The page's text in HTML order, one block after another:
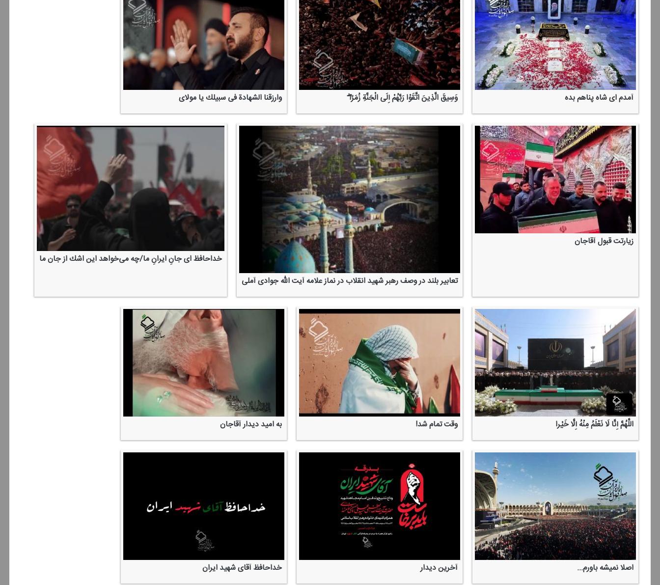
آمدم ای شاه پناهم بده وَسِیقَ الَّذِینَ اتَّقَوْا رَبَّهُمْ إِلَی الْجَنَّةِ زُمَرًا ۖ وارزقنا الشهادة فی سبیلك یا مولای
زیارتت قبول آقاجان
تعابیر بلند در وصف رهبر شهید انقلاب در نماز علامه آیت الله جوادی آملی
خداحافظ ای جانِ ایرانِ ما/چه می‌خواهد این اشك از جان ما
اللَّهُمَّ إِنَّا لَا نَعْلَمُ مِنْهُ إِلَّا خَیْرا وقت تمام شد! به امید دیدار آقاجان
اصلا نمیشه باورم... آخرین دیدار خداحافظ آقای شهید ایران